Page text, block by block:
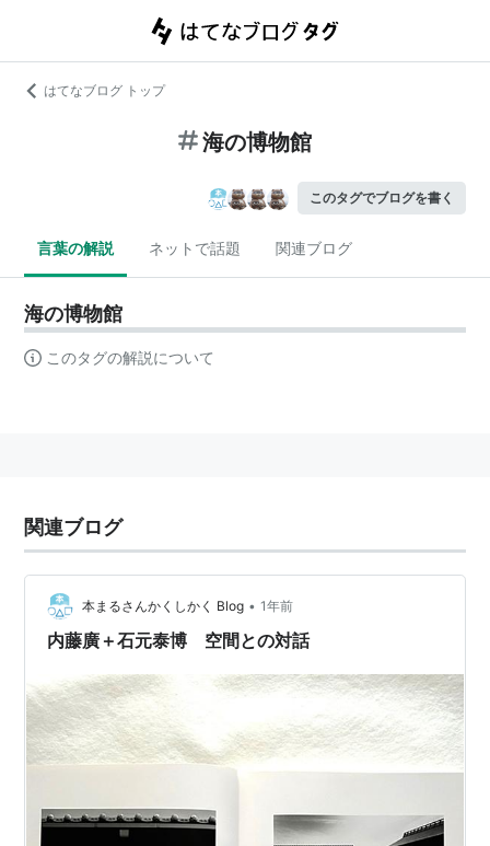
はてなブログ トップ
海の博物館
このタグでブログを書く
言葉の解説 ネットで話題 関連ブログ
海の博物館
このタグの解説について
関連ブログ
本まるさんかくしかく Blog • 1年前
内藤廣＋石元泰博 空間との対話